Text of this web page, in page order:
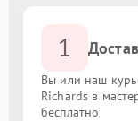
1
Вы или наш
Richards в
бесплатно